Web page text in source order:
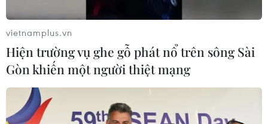
vietnamplus.vn
Hiện trường vụ ghe gỗ phát nổ trên sông Sài
Gòn khiến một người thiệt mạng